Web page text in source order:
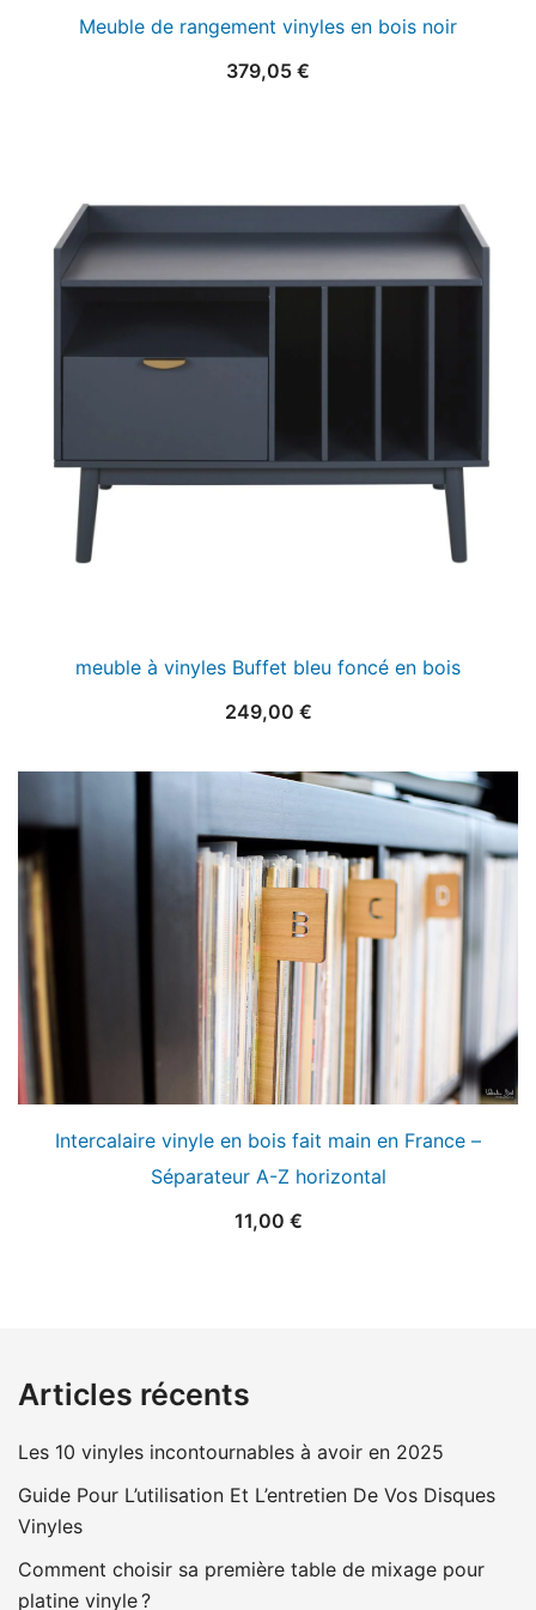
Meuble de rangement vinyles en bois noir
379,05 €
meuble à vinyles Buffet bleu foncé en bois
249,00 €
Intercalaire vinyle en bois fait main en France –
Séparateur A-Z horizontal
11,00 €
Articles récents
Les 10 vinyles incontournables à avoir en 2025
Guide Pour L’utilisation Et L’entretien De Vos Disques
Vinyles
Comment choisir sa première table de mixage pour
platine vinyle ?